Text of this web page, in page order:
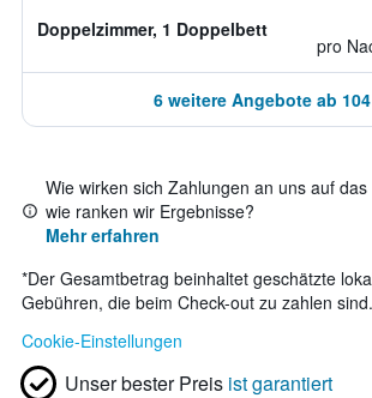
Doppelzimmer, 1 Doppelbett
pro
6 weitere Angebote ab
Wie wirken sich Zahlungen an uns auf
wie ranken wir Ergebnisse?
Mehr erfahren
*Der Gesamtbetrag beinhaltet geschätzte
Gebühren, die beim Check-out zu zahlen sind.
Cookie-Einstellungen
Unser bester Preis ist garantiert